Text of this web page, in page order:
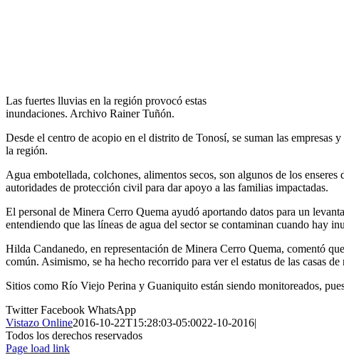
Las fuertes lluvias en la región provocó estas
inundaciones. Archivo Rainer Tuñón.
Desde el centro de acopio en el distrito de Tonosí, se suman las
la región.
Agua embotellada, colchones, alimentos secos, son algunos de los
autoridades de protección civil para dar apoyo a las familias impactadas.
El personal de Minera Cerro Quema ayudó aportando datos para un
entendiendo que las líneas de agua del sector se contaminan cuando hay
Hilda Candanedo, en representación de Minera Cerro Quema, comentó
común. Asimismo, se ha hecho recorrido para ver el estatus de las casas de
Sitios como Río Viejo Perina y Guaniquito están siendo monitoreados,
TwitterFacebook WhatsApp
Vistazo Online2016-10-22T15:28:03-05:0022-10-2016|
Todos los derechos reservados
Page load link